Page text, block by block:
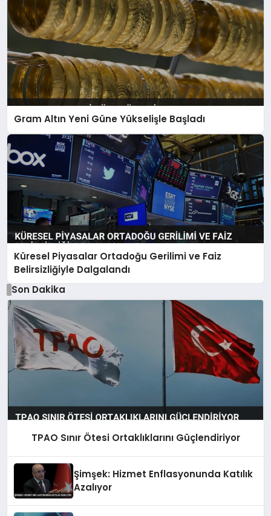
Gram Altın Yeni Güne Yükselişle Başladı
Küresel Piyasalar Ortadoğu Gerilimi ve Faiz
Belirsizliğiyle Dalgalandı
Son Dakika
TPAO Sınır Ötesi Ortaklıklarını Güçlendiriyor
Şimşek: Hizmet Enflasyonunda Katılık
Azalıyor